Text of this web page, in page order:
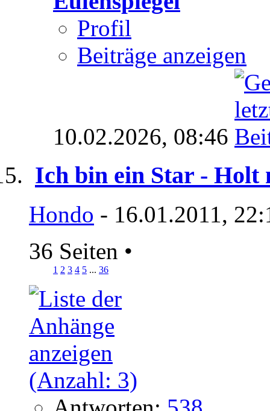
Profil
Beiträge anzeigen
10.02.2026, 08:46
Ich bin ein Star - Holt
Hondo - 16.01.2011,
36 Seiten •
1 2 3 4 5 ... 36